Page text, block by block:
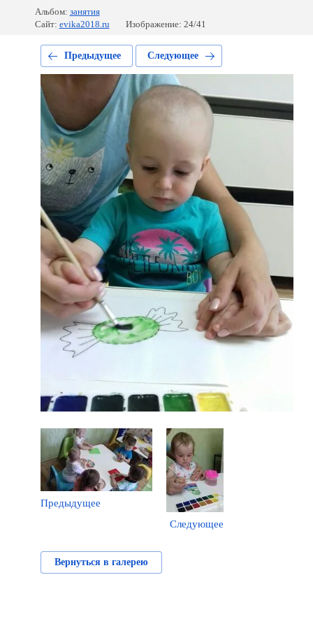
Альбом: занятия
Сайт: evika2018.ru Изображение: 24/41
Предыдущее Следующее
Предыдущее
Следующее
Вернуться в галерею